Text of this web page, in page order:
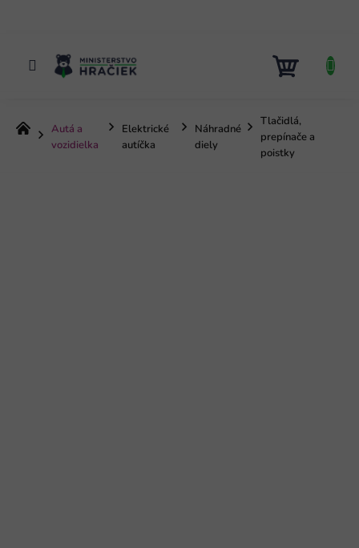
KOŠÍK
DomovAutá a
vozidielka
Elektrické
autíčka
Náhradné
diely
Tlačidlá,
prepínače a
poistky